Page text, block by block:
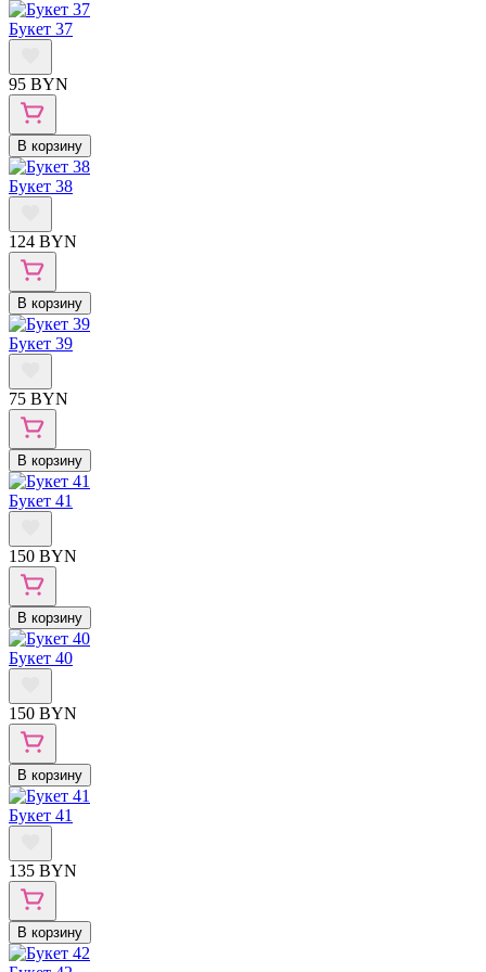
Букет 37
95 BYN
В корзину
Букет 38
124 BYN
В корзину
Букет 39
75 BYN
В корзину
Букет 41
150 BYN
В корзину
Букет 40
150 BYN
В корзину
Букет 41
135 BYN
В корзину